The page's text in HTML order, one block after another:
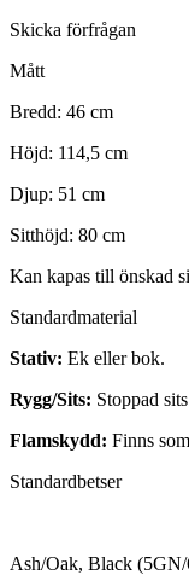
Skicka förfrågan
Mått
Bredd: 46 cm
Höjd: 114,5 cm
Djup: 51 cm
Sitthöjd: 80 cm
Kan kapas till önskad
Standardmaterial
Stativ: Ek eller bok.
Rygg/Sits: Stoppad
Flamskydd: Finns
Standardbetser
Ash/Oak, Black